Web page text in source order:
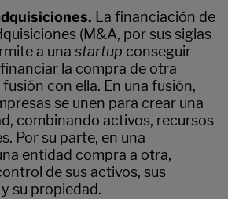
La financiación de
(M&A, por sus siglas
a una startup conseguir
la compra de otra
con ella. En una fusión,
se unen para crear una
combinando activos, recursos
Por su parte, en una
entidad compra a otra,
de sus activos, sus
su propiedad.